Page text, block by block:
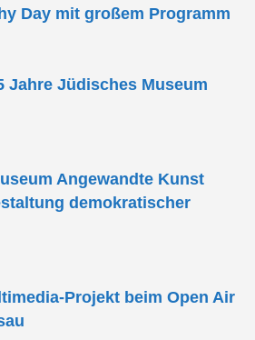
Day mit großem Programm
Jahre Jüdisches Museum
Angewandte Kunst
demokratischer
Projekt beim Open Air